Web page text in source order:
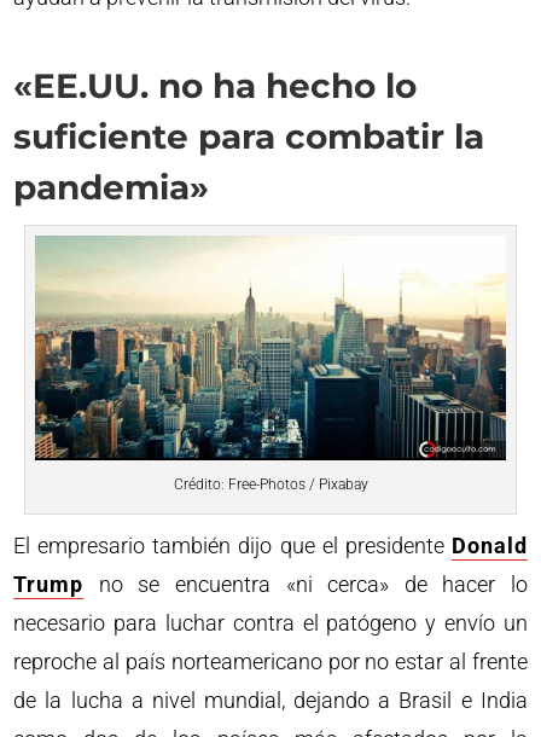
«EE.UU. no ha hecho lo
suficiente para combatir la
pandemia»
Crédito: Free-Photos / Pixabay
El empresario también dijo que el presidente Donald
Trump no se encuentra «ni cerca» de hacer lo
necesario para luchar contra el patógeno y envío un
reproche al país norteamericano por no estar al frente
de la lucha a nivel mundial, dejando a Brasil e India